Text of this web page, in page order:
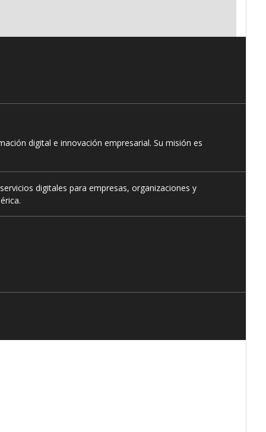
digital e innovación empresarial. Su misión es
digitales para empresas, organizaciones y